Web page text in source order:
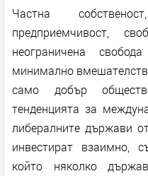
Частна
предприемчивост,
неограничена
минимално
само добър
тенденцията за
либералните държави
инвестират взаимно,
който няколко